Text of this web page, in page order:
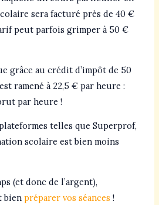
sera facturé près de 40 €
peut parfois grimper à 50 €
grâce au crédit d’impôt de 50
ramené à 22,5 € par heure :
par heure !
telles que Superprof,
scolaire est bien moins
(et donc de l’argent),
bien préparer vos séances !